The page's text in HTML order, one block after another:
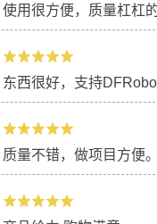
使用很方便，质量杠杠
东西很好，支持
质量不错，做项目方便